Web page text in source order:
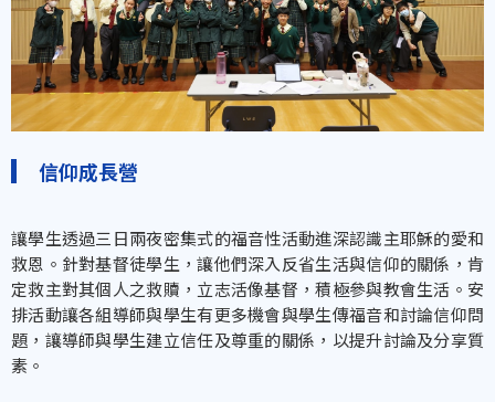
信仰成長營
讓學生透過三日兩夜密集式的福音性活動進深認識主耶穌的愛和
救恩。針對基督徒學生，讓他們深入反省生活與信仰的關係，肯
定救主對其個人之救贖，立志活像基督，積極參與教會生活。安
排活動讓各組導師與學生有更多機會與學生傳福音和討論信仰問
題，讓導師與學生建立信任及尊重的關係，以提升討論及分享質
素。